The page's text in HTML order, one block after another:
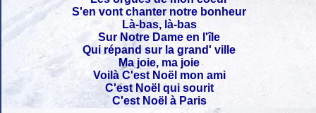
S'en vont chanter notre bonheur
Là-bas, là-bas
Sur Notre Dame en l'île
Qui répand sur la grand' ville
Ma joie, ma joie
Voilà C'est Noël mon ami
C'est Noël qui sourit
C'est Noël à Paris